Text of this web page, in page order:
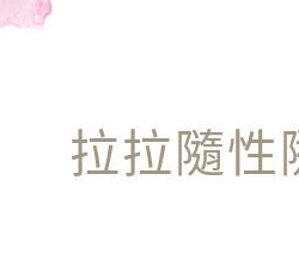
拉拉隨性